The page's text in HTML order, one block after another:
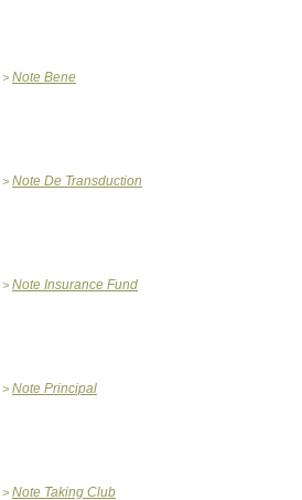
> Note Bene
> Note De Transduction
> Note Insurance Fund
> Note Principal
> Note Taking Club